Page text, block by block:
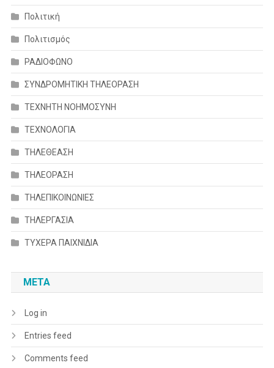
Πολιτική
Πολιτισμός
ΡΑΔΙΟΦΩΝΟ
ΣΥΝΔΡΟΜΗΤΙΚΗ ΤΗΛΕΟΡΑΣΗ
ΤΕΧΝΗΤΗ ΝΟΗΜΟΣΥΝΗ
ΤΕΧΝΟΛΟΓΙΑ
ΤΗΛΕΘΕΑΣΗ
ΤΗΛΕΟΡΑΣΗ
ΤΗΛΕΠΙΚΟΙΝΩΝΙΕΣ
ΤΗΛΕΡΓΑΣΙΑ
ΤΥΧΕΡΑ ΠΑΙΧΝΙΔΙΑ
META
Log in
Entries feed
Comments feed